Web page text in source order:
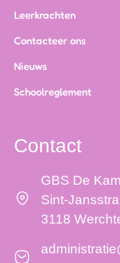
Leerkrachten
Contacteer ons
Nieuws
Schoolreglement
Contact
GBS De
Sint-
3118